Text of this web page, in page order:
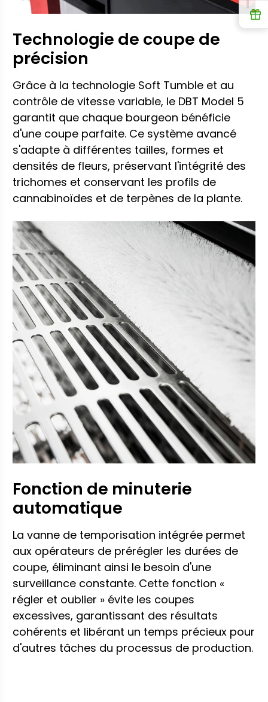
Technologie de coupe de
précision
Grâce à la technologie Soft Tumble et au
contrôle de vitesse variable, le DBT Model 5
garantit que chaque bourgeon bénéficie
d'une coupe parfaite. Ce système avancé
s'adapte à différentes tailles, formes et
densités de fleurs, préservant l'intégrité des
trichomes et conservant les profils de
cannabinoïdes et de terpènes de la plante.
Fonction de minuterie
automatique
La vanne de temporisation intégrée permet
aux opérateurs de prérégler les durées de
coupe, éliminant ainsi le besoin d'une
surveillance constante. Cette fonction «
régler et oublier » évite les coupes
excessives, garantissant des résultats
cohérents et libérant un temps précieux pour
d'autres tâches du processus de production.